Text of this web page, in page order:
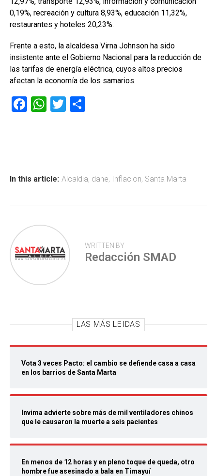
0,19%, recreación y cultura 8,93%, educación 11,32%,
restaurantes y hoteles 20,23%.
Frente a esto, la alcaldesa Virna Johnson ha sido
insistente ante el Gobierno Nacional para la reducción de
las tarifas de energía eléctrica, cuyos altos precios
afectan la economía de los samarios.
F
ok
W
p
T
tir
In this article: Alcaldia, dane, Inflacion, Santa Marta
WRITTEN BY
Redacción SMAD
LAS MÁS LEIDAS
Vota 3 veces Pacto: el cambio se defiende casa a casa
en los barrios de Santa Marta
Invima advierte sobre más de mil ventiladores chinos
que le causaron la muerte a seis pacientes
En menos de 12 horas y en pleno toque de queda, otro
hombre fue asesinado a bala en Timayuí